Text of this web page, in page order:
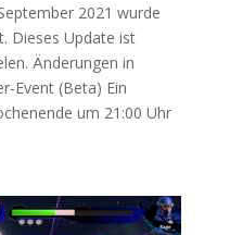
2021 wurde
Dieses Update ist
Änderungen in
Event (Beta) Ein
um 21:00 Uhr